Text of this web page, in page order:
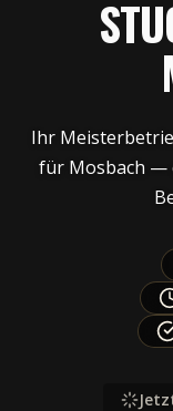
Ihr
für Mosbach —